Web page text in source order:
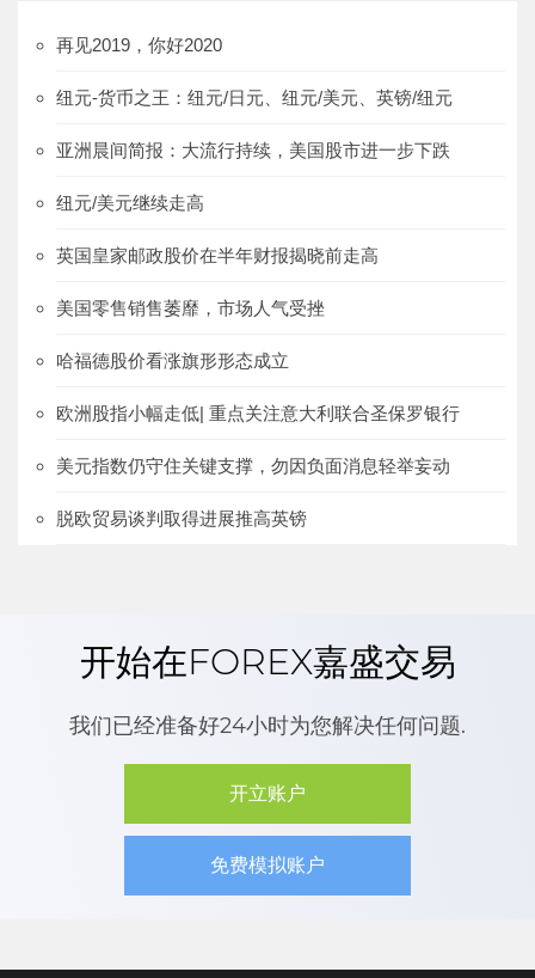
再见2019，你好2020
纽元-货币之王：纽元/日元、纽元/美元、英镑/纽元
亚洲晨间简报：大流行持续，美国股市进一步下跌
纽元/美元继续走高
英国皇家邮政股价在半年财报揭晓前走高
美国零售销售萎靡，市场人气受挫
哈福德股价看涨旗形形态成立
欧洲股指小幅走低| 重点关注意大利联合圣保罗银行
美元指数仍守住关键支撑，勿因负面消息轻举妄动
脱欧贸易谈判取得进展推高英镑
开始在FOREX嘉盛交易
我们已经准备好24小时为您解决任何问题.
开立账户
免费模拟账户